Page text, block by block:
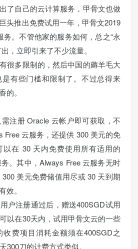
了自己的云计算服务，甲骨文也做
头推出免费试用一年，甲骨文2019
。不管他家的服务如何，总之“永
，立即引来了不少流量。
很多限制的，然后中国的薅羊毛大
有些门槛和限制了。不过总得来
的。
注册 Oracle 云帐户即可获取，不
Free 云服务，还提供 300 美元的免
以在 30 天内免费使用所有适用的
。其中，Always Free 云服务无时
美元免费储值用尽或 30 天到期
效。
户注册通过后，赠送400SGD试用
以在30天内，试用甲骨文云的一些
费项目消耗金额须在400SGD之
300刀的计费方式类似。